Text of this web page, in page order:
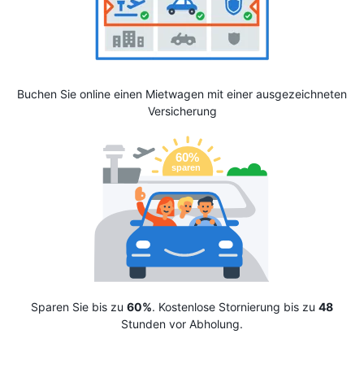
Buchen Sie online einen Mietwagen mit einer ausgezeichneten
Versicherung
Sparen Sie bis zu 60%. Kostenlose Stornierung bis zu 48
Stunden vor Abholung.